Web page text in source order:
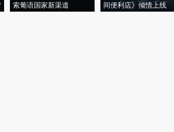
索葡语国家新渠道
间便利店》倾情上线